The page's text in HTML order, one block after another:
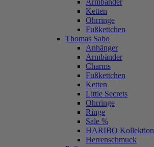
Armbänder
Ketten
Ohrringe
Fußkettchen
Thomas Sabo
Anhänger
Armbänder
Charms
Fußkettchen
Ketten
Little Secrets
Ohrringe
Ringe
Sale %
HARIBO Kollektion
Herrenschmuck